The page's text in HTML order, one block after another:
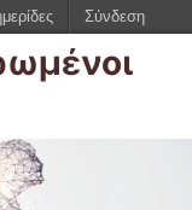
Σύνδεση